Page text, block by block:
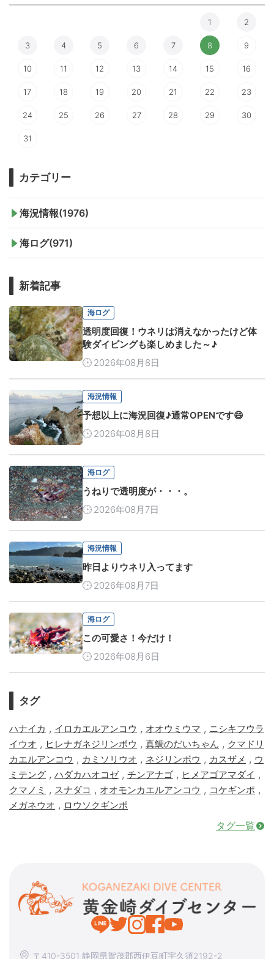
1 2
3 4 5 6 7 8 9
10 11 12 13 14 15 16
17 18 19 20 21 22 23
24 25 26 27 28 29 30
31
カテゴリー
海況情報(1976)
海ログ(971)
新着記事
海ログ
透明度回復！ウネリは消えなかったけど体
験ダイビングも楽しめました～♪
2026年08月8日
海況情報
予想以上に海況回復♪通常OPENです😄
2026年08月8日
海ログ
うねりで透明度が・・・。
2026年08月7日
海況情報
昨日よりウネリ入ってます
2026年08月7日
海ログ
この可愛さ！今だけ！
2026年08月6日
タグ
ハナイカ , イロカエルアンコウ , オオウミウマ , ニシキフウラ
イウオ , ヒレナガネジリンボウ , 真鯛のだいちゃん , クマドリ
カエルアンコウ , カミソリウオ , ネジリンボウ , カスザメ , ウ
ミテング , ハダカハオコゼ, チンアナゴ , ヒメアゴアマダイ ,
クマノミ , スナダコ , オオモンカエルアンコウ , コケギンポ ,
メガネウオ , ロウソクギンポ
タグ一覧
〒410-3501 静岡県賀茂郡西伊豆町宇久須2192-2